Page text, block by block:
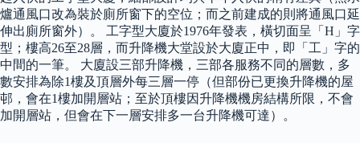
爐通風口改為裝於廁所窗下的空位；而之前建成的則將通風口延
伸出廁所窗外）。 工字型大廈於1976年發表，橫切面呈「H」字
型；樓高26至28層，而升降機大堂設於大廈正中，即「工」字的
中間的一筆。 大廈設三部升降機，三部各服務不同的層數，多
數安排為除1樓及頂層外每三層一停（但部份已更換升降機的屋
邨，會在1樓加開層站；至於頂樓因升降機機房結構所限，不會
加開層站，但會在下一層安排多一台升降機可達）。